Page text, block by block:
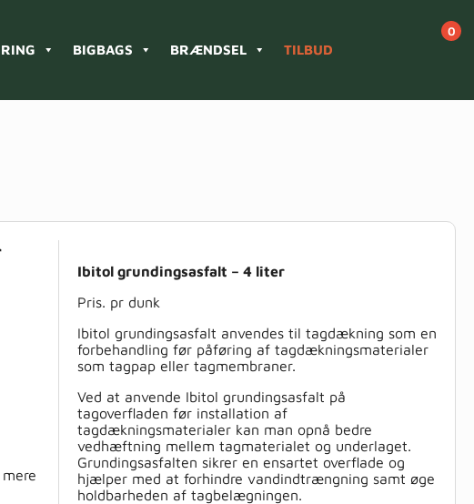
BIGBAGS BRÆNDSEL TILBUD
Ibitol grundingsasfalt – 4 liter
Pris. pr dunk
Ibitol grundingsasfalt anvendes til tagdækning som en
forbehandling før påføring af tagdækningsmaterialer
som tagpap eller tagmembraner.
Ved at anvende Ibitol grundingsasfalt på
tagoverfladen før installation af
tagdækningsmaterialer kan man opnå bedre
vedhæftning mellem tagmaterialet og underlaget.
Grundingsasfalten sikrer en ensartet overflade og
hjælper med at forhindre vandindtrængning samt øge
holdbarheden af tagbelægningen.